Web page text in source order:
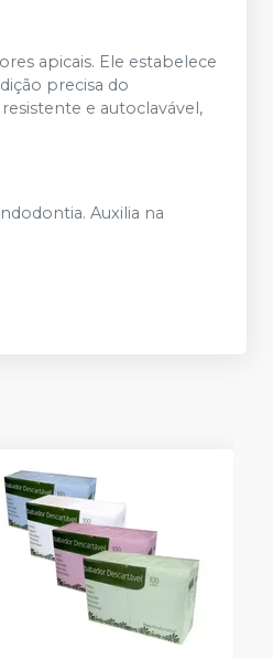
apicais. Ele estabelece
precisa do
e autoclavável,
Auxilia na